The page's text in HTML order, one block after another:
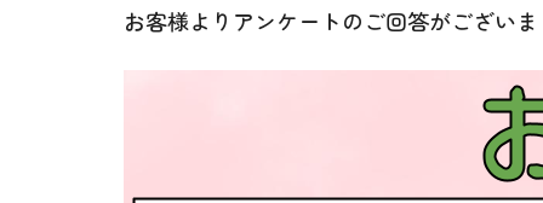
お客様よりアンケートのご回答がござい